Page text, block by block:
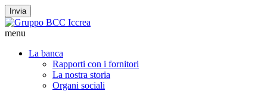
Invia
menu
La banca
Rapporti con i fornitori
La nostra storia
Organi sociali